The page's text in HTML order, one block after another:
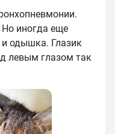
Но иногда еще
одышка. Глазик
левым глазом так